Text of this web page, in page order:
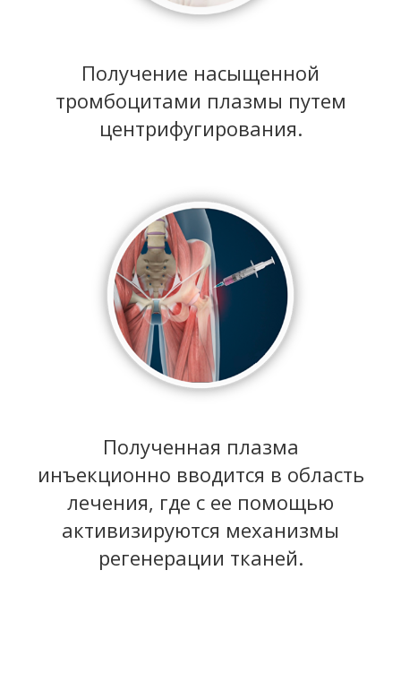
Получение насыщенной
тромбоцитами плазмы путем
центрифугирования.
Полученная плазма
инъекционно вводится в область
лечения, где с ее помощью
активизируются механизмы
регенерации тканей.